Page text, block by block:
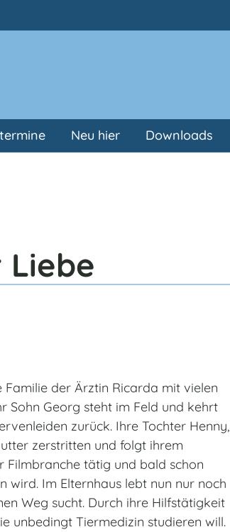
Spenden Neu hier Downloads
Liebe
Familie der Ärztin Ricarda mit vielen
Sohn Georg steht im Feld und kehrt
zurück. Ihre Tochter Henny,
zerstritten und folgt ihrem
Filmbranche tätig und bald schon
wird. Im Elternhaus lebt nun nur noch
Weg sucht. Durch ihre Hilfstätigkeit
unbedingt Tiermedizin studieren will.